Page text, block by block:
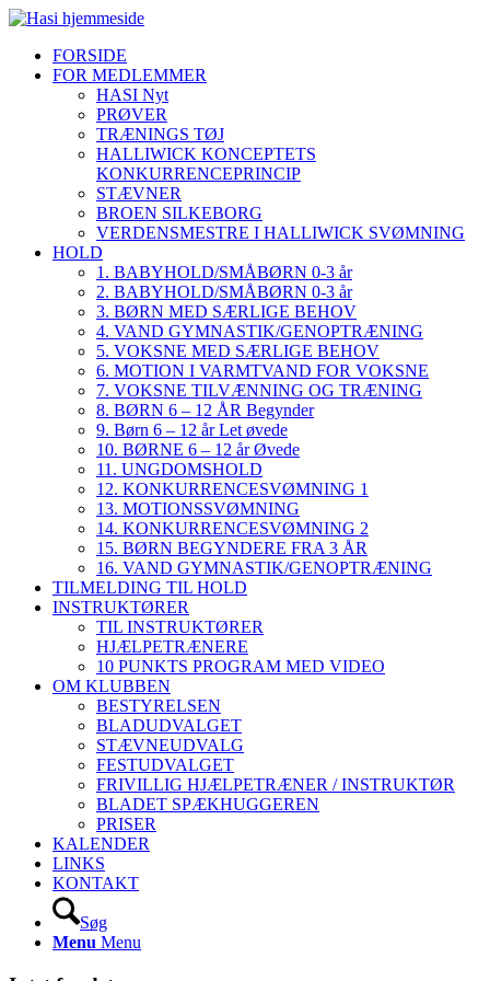
FORSIDE
FOR MEDLEMMER
HASI Nyt
PRØVER
TRÆNINGS TØJ
HALLIWICK KONCEPTETS
KONKURRENCEPRINCIP
STÆVNER
BROEN SILKEBORG
VERDENSMESTRE I HALLIWICK SVØMNING
HOLD
1. BABYHOLD/SMÅBØRN 0-3 år
2. BABYHOLD/SMÅBØRN 0-3 år
3. BØRN MED SÆRLIGE BEHOV
4. VAND GYMNASTIK/GENOPTRÆNING
5. VOKSNE MED SÆRLIGE BEHOV
6. MOTION I VARMTVAND FOR VOKSNE
7. VOKSNE TILVÆNNING OG TRÆNING
8. BØRN 6 – 12 ÅR Begynder
9. Børn 6 – 12 år Let øvede
10. BØRNE 6 – 12 år Øvede
11. UNGDOMSHOLD
12. KONKURRENCESVØMNING 1
13. MOTIONSSVØMNING
14. KONKURRENCESVØMNING 2
15. BØRN BEGYNDERE FRA 3 ÅR
16. VAND GYMNASTIK/GENOPTRÆNING
TILMELDING TIL HOLD
INSTRUKTØRER
TIL INSTRUKTØRER
HJÆLPETRÆNERE
10 PUNKTS PROGRAM MED VIDEO
OM KLUBBEN
BESTYRELSEN
BLADUDVALGET
STÆVNEUDVALG
FESTUDVALGET
FRIVILLIG HJÆLPETRÆNER / INSTRUKTØR
BLADET SPÆKHUGGEREN
PRISER
KALENDER
LINKS
KONTAKT
Søg
Menu Menu